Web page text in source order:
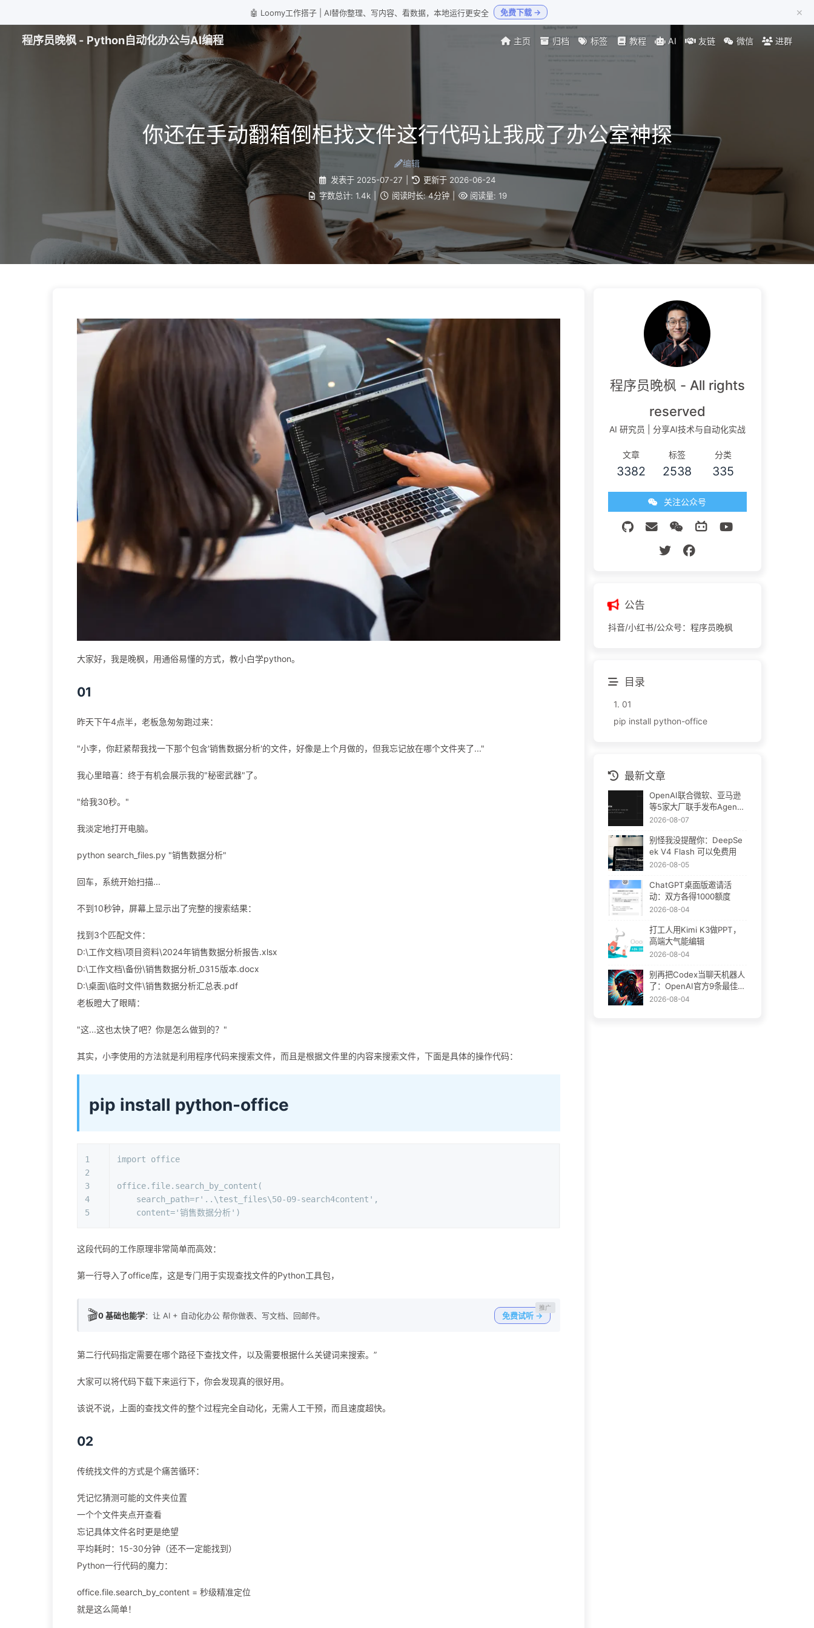
🤖 Loomy工作搭子 | AI替你整理、写内容、看数据，本地运行更安全 免费下载 → ×
程序员晚枫 - Python自动化办公与AI编程 主页 归档 标签 教程 AI 友链 微信 进群
你还在手动翻箱倒柜找文件这行代码让我成了办公室神探
编辑
发表于 2025-07-27 更新于 2026-06-24
字数总计: 1.4k 阅读时长: 4分钟 阅读量: 19
大家好，我是晚枫，用通俗易懂的方式，教小白学python。
01
昨天下午4点半，老板急匆匆跑过来：
"小李，你赶紧帮我找一下那个包含'销售数据分析'的文件，好像是上个月做的，但我忘记放在哪个文件夹了..."
我心里暗喜：终于有机会展示我的"秘密武器"了。
"给我30秒。"
我淡定地打开电脑。
python search_files.py "销售数据分析"
回车，系统开始扫描...
不到10秒钟，屏幕上显示出了完整的搜索结果：
找到3个匹配文件：
D:\工作文档\项目资料\2024年销售数据分析报告.xlsx
D:\工作文档\备份\销售数据分析_0315版本.docx
D:\桌面\临时文件\销售数据分析汇总表.pdf
老板瞪大了眼睛：
"这...这也太快了吧？你是怎么做到的？"
其实，小李使用的方法就是利用程序代码来搜索文件，而且是根据文件里的内容来搜索文件，下面是具体的操作代码：
pip install python-office
1
2
3
4
5
import office
office.file.search_by_content(
    search_path=
r'..\test_files\50-09-search4content' ,
    content=
'销售数据分析' )
这段代码的工作原理非常简单而高效：
第一行导入了office库，这是专门用于实现查找文件的Python工具包，
🎬0 基础也能学：让 AI + 自动化办公 帮你做表、写文档、回邮件。 免费试听 →
第二行代码指定需要在哪个路径下查找文件，以及需要根据什么关键词来搜索。”
大家可以将代码下载下来运行下，你会发现真的很好用。
该说不说，上面的查找文件的整个过程完全自动化，无需人工干预，而且速度超快。
02
传统找文件的方式是个痛苦循环：
凭记忆猜测可能的文件夹位置
一个个文件夹点开查看
忘记具体文件名时更是绝望
平均耗时：15-30分钟（还不一定能找到）
Python一行代码的魔力：
office.file.search_by_content = 秒级精准定位
就是这么简单！
程序员晚枫 - All rights
reserved
AI 研究员 | 分享AI技术与自动化实战
文章
3382
标签
2538
分类
335
关注公众号
公告
抖音/小红书/公众号：程序员晚枫
目录
1. 01
pip install python-office
最新文章
OpenAI联合微软、亚马逊
等5家大厂联手发布Agent
Plugins：AI插件终于要统
2026-08-07
别怪我没提醒你：DeepSe
ek V4 Flash 可以免费用
2026-08-05
ChatGPT桌面版邀请活
动：双方各得1000额度
2026-08-04
打工人用Kimi K3做PPT，
高端大气能编辑
2026-08-04
别再把Codex当聊天机器人
了：OpenAI官方9条最佳实
践
2026-08-04